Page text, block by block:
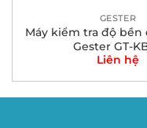
GESTER
Máy kiểm tra độ bền
Gester GT-
Liên hệ